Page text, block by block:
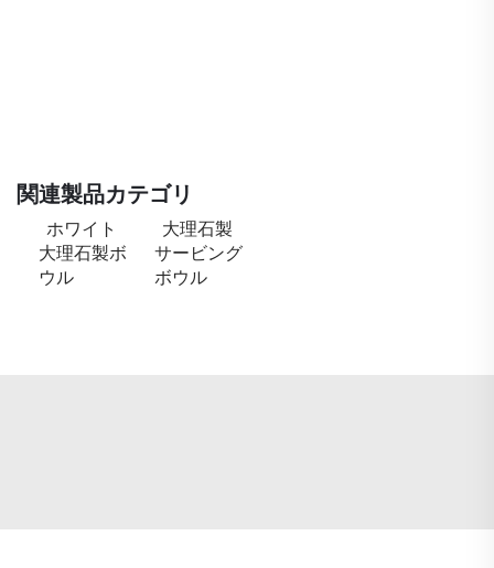
関連製品カテゴリ
ホワイト
大理石製ボ
ウル
大理石製
サービング
ボウル